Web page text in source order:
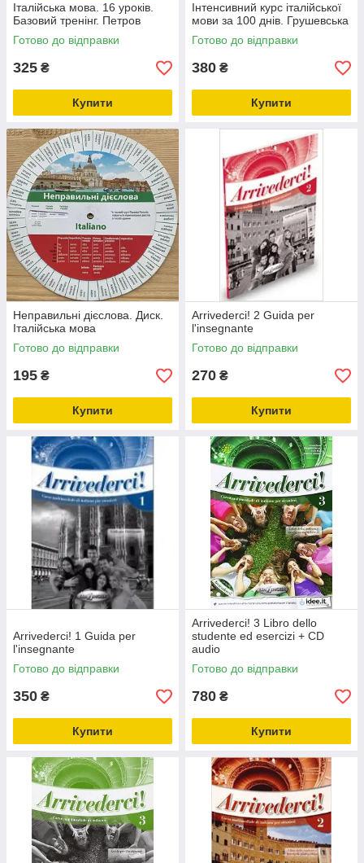
Італійська мова. 16 уроків.
Базовий тренінг. Петров
Готово до відправки
325 ₴
Купити
Інтенсивний курс італійської
мови за 100 днів. Грушевська
Готово до відправки
380 ₴
Купити
Неправильні дієслова. Диск.
Італійська мова
Готово до відправки
195 ₴
Купити
Arrivederci! 2 Guida per
l'insegnante
Готово до відправки
270 ₴
Купити
Arrivederci! 1 Guida per
l'insegnante
Готово до відправки
350 ₴
Купити
Arrivederci! 3 Libro dello
studente ed esercizi + CD
audio
Готово до відправки
780 ₴
Купити